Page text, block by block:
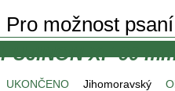
Pro možnost
FUJINON XF 90
UKONČENO Jihomoravský